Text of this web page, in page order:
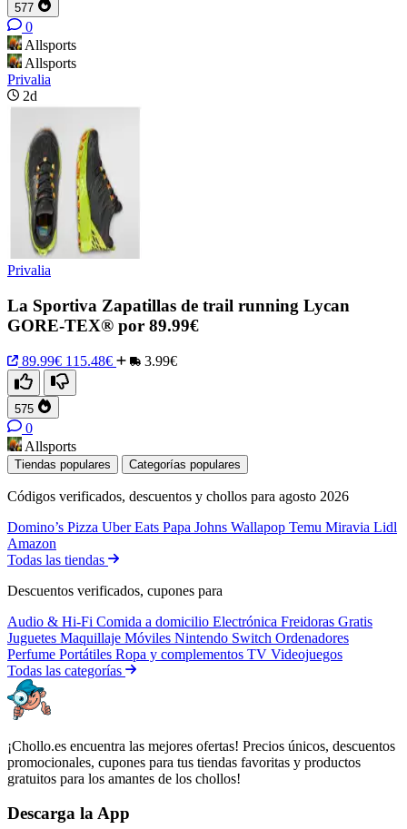
577
0
Allsports
Allsports
Privalia
2d
Privalia
La Sportiva Zapatillas de trail running Lycan
GORE-TEX® por 89.99€
89.99€ 115.48€ 3.99€
575
0
Allsports
Tiendas populares Categorías populares
Códigos verificados, descuentos y chollos para agosto 2026
Domino’s Pizza Uber Eats Papa Johns Wallapop Temu Miravia Lidl
Amazon
Todas las tiendas
Descuentos verificados, cupones para
Audio & Hi-Fi Comida a domicilio Electrónica Freidoras Gratis
Juguetes Maquillaje Móviles Nintendo Switch Ordenadores
Perfume Portátiles Ropa y complementos TV Videojuegos
Todas las categorías
¡Chollo.es encuentra las mejores ofertas! Precios únicos, descuentos
promocionales, cupones para tus tiendas favoritas y productos
gratuitos para los amantes de los chollos!
Descarga la App